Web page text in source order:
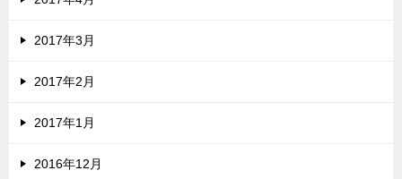
2017年3月
2017年2月
2017年1月
2016年12月